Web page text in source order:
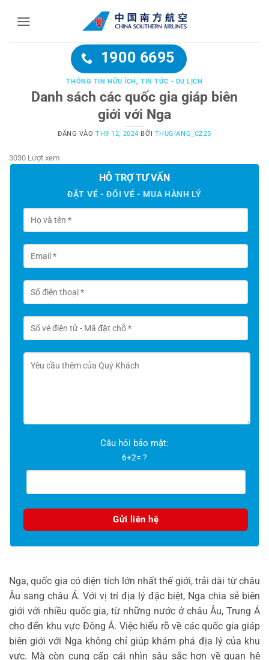
1900 6695
THÔNG TIN HỮU ÍCH,TIN TỨC - DU LỊCH
Danh sách các quốc gia giáp biên
giới với Nga
ĐĂNG VÀOTH9 12, 2024 BỞI THUGIANG_CZ25
3030 Lượt xem
HỖ TRỢ TƯ VẤN
ĐẶT VÉ - ĐỔI VÉ - MUA HÀNH LÝ
Câu hỏi bảo mật:
6+2= ?
Nga, quốc gia có diện tích lớn nhất thế giới, trải dài từ châu
Âu sang châu Á. Với vị trí địa lý đặc biệt, Nga chia sẻ biên
giới với nhiều quốc gia, từ những nước ở châu Âu, Trung Á
cho đến khu vực Đông Á. Việc hiểu rõ về các quốc gia giáp
biên giới với Nga không chỉ giúp khám phá địa lý của khu
vực. Mà còn cung cấp cái nhìn sâu sắc hơn về quan hệ